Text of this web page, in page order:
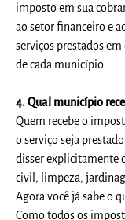
imposto em sua
ao setor financeiro e
serviços prestados
de cada município.
4. Qual município
Quem recebe o
o serviço seja
disser explicitamente
civil, limpeza,
Agora você já sabe o
Como todos os